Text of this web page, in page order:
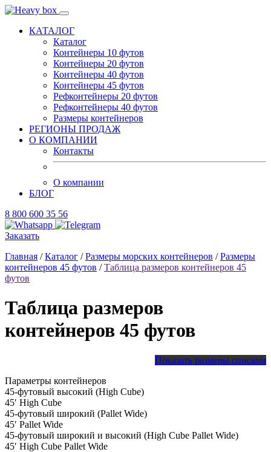
КАТАЛОГ
Каталог
Контейнеры 10 футов
Контейнеры 20 футов
Контейнеры 40 футов
Контейнеры 45 футов
Рефконтейнеры 20 футов
Рефконтейнеры 40 футов
Размеры контейнеров
РЕГИОНЫ ПРОДАЖ
О КОМПАНИИ
Контакты
О компании
БЛОГ
8 800 600 35 56
Заказать
Главная /Каталог /Размеры морских контейнеров /Размеры
контейнеров 45 футов /Таблица размеров контейнеров 45
футов
Таблица размеров
контейнеров 45 футов
Показать размеры списком
Параметры контейнеров
45-футовый высокий (High Cube)
45′ High Cube
45-футовый широкий (Pallet Wide)
45′ Pallet Wide
45-футовый широкий и высокий (High Cube Pallet Wide)
45′ High Cube Pallet Wide